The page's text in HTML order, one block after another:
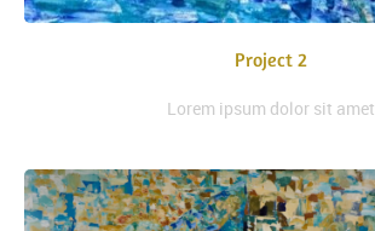
Project 2
Lorem ipsum dolor sit amet